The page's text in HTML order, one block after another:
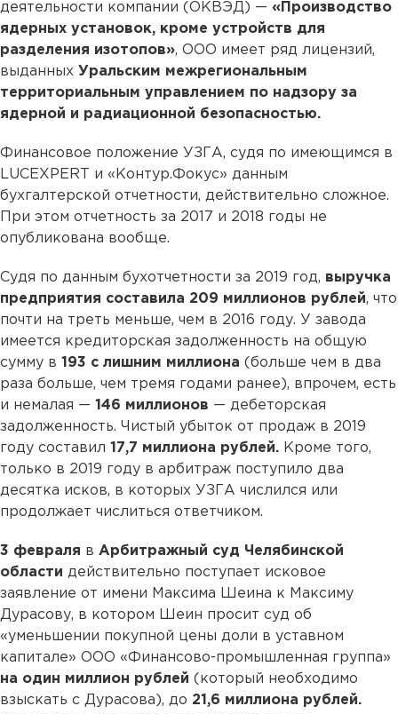
деятельности компании (ОКВЭД) — «Производство
ядерных установок, кроме устройств для
разделения изотопов», ООО имеет ряд лицензий,
выданных Уральским межрегиональным
территориальным управлением по надзору за
ядерной и радиационной безопасностью.
Финансовое положение УЗГА, судя по имеющимся в
LUCEXPERT и «Контур.Фокус» данным
бухгалтерской отчетности, действительно сложное.
При этом отчетность за 2017 и 2018 годы не
опубликована вообще.
Судя по данным бухотчетности за 2019 год, выручка
предприятия составила 209 миллионов рублей, что
почти на треть меньше, чем в 2016 году. У завода
имеется кредиторская задолженность на общую
сумму в 193 с лишним миллиона (больше чем в два
раза больше, чем тремя годами ранее), впрочем, есть
и немалая — 146 миллионов — дебеторская
задолженность. Чистый убыток от продаж в 2019
году составил 17,7 миллиона рублей. Кроме того,
только в 2019 году в арбитраж поступило два
десятка исков, в которых УЗГА числился или
продолжает числиться ответчиком.
3 февраля в Арбитражный суд Челябинской
области действительно поступает исковое
заявление от имени Максима Шеина к Максиму
Дурасову, в котором Шеин просит суд об
«уменьшении покупной цены доли в уставном
капитале» ООО «Финансово-промышленная группа»
на один миллион рублей (который необходимо
взыскать с Дурасова), до 21,6 миллиона рублей.